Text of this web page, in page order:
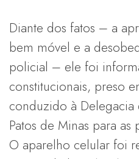
Diante dos fatos – a
bem móvel e a
policial – ele foi
constitucionais, preso
conduzido à
Patos de Minas para
O aparelho celular foi